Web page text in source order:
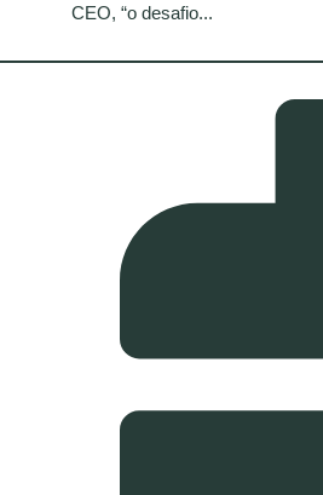
CEO, “o desafio...